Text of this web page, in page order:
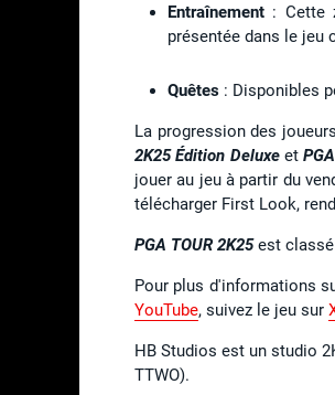
Entraînement : Cette
présentée dans le jeu
Quêtes : Disponibles
La progression des
2K25 Édition Deluxe et
jouer au jeu à partir du
télécharger First Look,
PGA TOUR 2K25est classé
Pour plus d'informations
YouTube, suivez le jeu sur
HB Studios est un studio
TTWO).